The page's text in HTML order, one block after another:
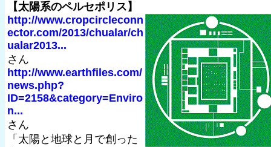
【太陽系のペルセポリス】
http://www.cropcircleconn
ector.com/2013/chualar/ch
ualar2013...
さん
http://www.earthfiles.com/
news.php?
ID=2158&category=Enviro
n...
さん
「太陽と地球と月で創った